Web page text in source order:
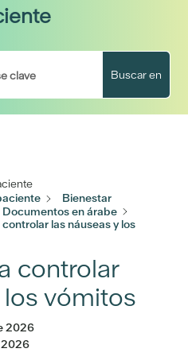
Buscar en
Bienestar
Documentos en árabe
las náuseas y los
controlar
los vómitos
2026
2026